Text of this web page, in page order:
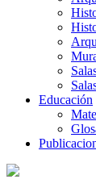
Educación